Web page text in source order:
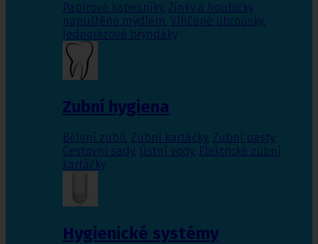
Papírové kapesníky, Žínky a houbičky
napuštěné mýdlem, Vlhčené ubrousky,
Jednorázové bryndáky
Zubní hygiena
Bělení zubů, Zubní kartáčky, Zubní pasty,
Cestovní sady, Ústní vody, Elektrické zubní
kartáčky
Hygienické systémy